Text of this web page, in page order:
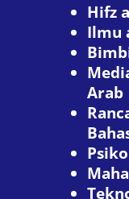
Hifz
Ilmu
Arab